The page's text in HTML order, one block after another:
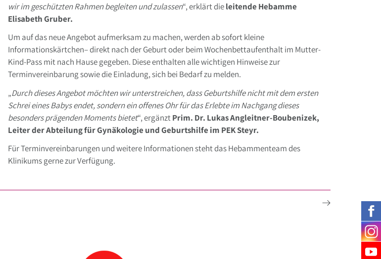
wir im geschützten Rahmen begleiten und zulassen“, erklärt dieleitende Hebamme
Elisabeth Gruber.
Um auf das neue Angebot aufmerksam zu machen, werden ab sofort kleine
Informationskärtchen– direkt nach der Geburt oder beim Wochenbettaufenthalt im Mutter-
Kind-Pass mit nach Hause gegeben. Diese enthalten alle wichtigen Hinweise zur
Terminvereinbarung sowie die Einladung, sich bei Bedarf zu melden.
„Durch dieses Angebot möchten wir unterstreichen, dass Geburtshilfe nicht mit dem ersten
Schrei eines Babys endet, sondern ein offenes Ohr für das Erlebte im Nachgang dieses
besonders prägenden Moments bietet“, ergänztPrim. Dr. Lukas Angleitner-Boubenizek,
Leiter der Abteilung für Gynäkologie und Geburtshilfe im PEK Steyr.
Für Terminvereinbarungen und weitere Informationen steht das Hebammenteam des
Klinikums gerne zur Verfügung.